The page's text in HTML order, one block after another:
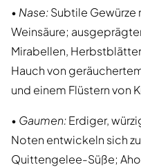
• Nase:Subtile Gewürze
Weinsäure;
Mirabellen,
Hauch von
und einem Flüstern von
• Gaumen:Erdiger,
Noten entwickeln sich
Quittengelee-Süße;